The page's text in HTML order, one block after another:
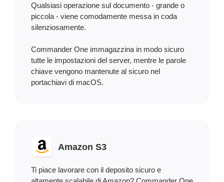
Qualsiasi operazione sul documento - grande o
piccola - viene comodamente messa in coda
silenziosamente.
Commander One immagazzina in modo sicuro
tutte le impostazioni del server, mentre le parole
chiave vengono mantenute al sicuro nel
portachiavi di macOS.
Amazon S3
Ti piace lavorare con il deposito sicuro e